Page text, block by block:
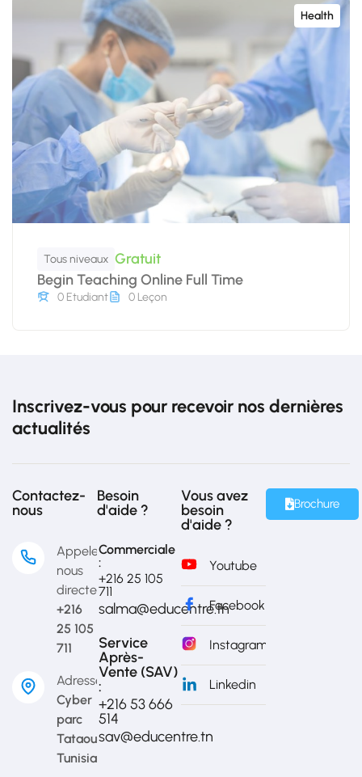
Health
Tous niveaux Gratuit
Begin Teaching Online Full Time
0 Etudiant 0 Leçon
Inscrivez-vous pour recevoir nos dernières
actualités
Contactez-
nous
Appelez-
nous
directement
+216
25 105
711
Adresse
Cyber
parc
Tataouine,
Tunisia
Besoin
d'aide ?
Commerciale
:
+216 25 105
711
salma@educentre.tn
Service
Après-
Vente (SAV)
:
+216 53 666
514​
sav@educentre.tn
Brochure
Vous avez
besoin
d'aide ?
Youtube
Facebook
Instagram
Linkedin